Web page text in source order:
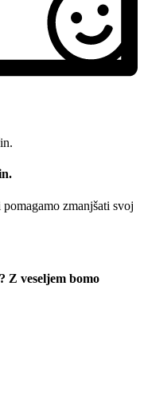
zmanjšati svoj
Z veseljem bomo